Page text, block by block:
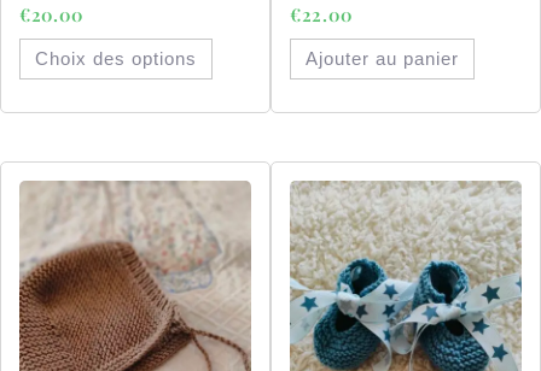
€20.00
Choix des options
€22.00
Ajouter au panier